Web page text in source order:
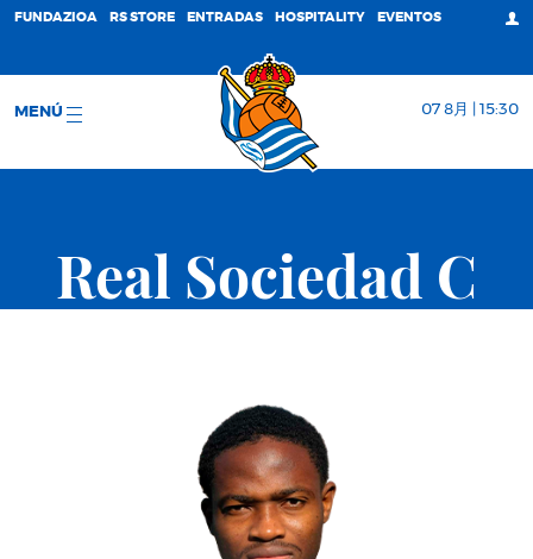
FUNDAZIOA RS STORE ENTRADAS HOSPITALITY EVENTOS
MENÚ 07 8月 | 15:30
Real Sociedad C